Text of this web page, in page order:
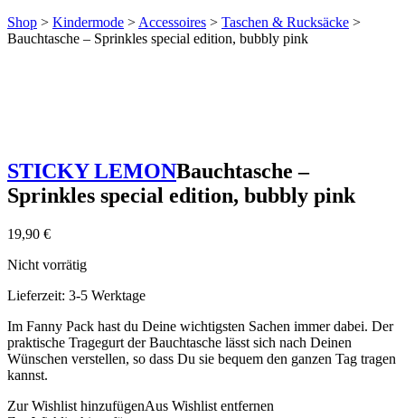
Shop > Kindermode > Accessoires > Taschen & Rucksäcke >
Bauchtasche – Sprinkles special edition, bubbly pink
STICKY LEMONBauchtasche –
Sprinkles special edition, bubbly pink
19,90 €
Nicht vorrätig
Lieferzeit: 3-5 Werktage
Im Fanny Pack hast du Deine wichtigsten Sachen immer dabei. Der
praktische Tragegurt der Bauchtasche lässt sich nach Deinen
Wünschen verstellen, so dass Du sie bequem den ganzen Tag tragen
kannst.
Zur Wishlist hinzufügenAus Wishlist entfernen